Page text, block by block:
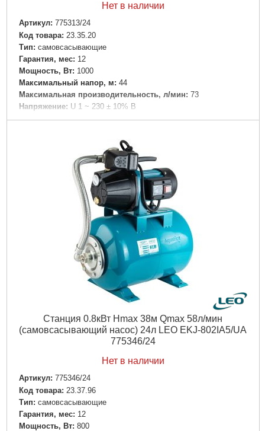
Нет в наличии
Артикул: 775313/24
Код товара: 23.35.20
Tип: самовсасывающие
Гарантия, мес: 12
Мощность, Вт: 1000
Максимальный напор, м: 44
Максимальная производительность, л/мин: 73
Напряжение: U 1 ~ 230 ± 10% В
Номинальная сила тока, I(А): ≤ 4.2
Нержавеющая сталь AISI 304
Технополимер
Класс изоляции: F
Класс защиты: IPX4
Длина кабеля, м:
0.7
Перекачиваемая жидкость:
Только для чистой воды без
абразивосодержащих примесей (песка, глины, извести и т.д.)
Диаметр всасывающего патрубка DN1, " (дюйм):
Диаметр напорного патрубка DN2, " (дюйм): 1
Максимальное давление, бар:
7
Объем бака, л: 24
Максимальная температура перекачиваемой жидкости,
Максимальная высота всасывания, м:
Объем единицы, м³: 0.08597
Тип упаковки: Картонная коробка
Подробнее...
Станция 0.8кВт Hmax 38м Qmax 58л/мин
(самовсасывающий насос) 24л LEO EKJ-802IA5/UA
775346/24
Нет в наличии
Артикул: 775346/24
Код товара: 23.37.96
Tип: самовсасывающие
Гарантия, мес: 12
Мощность, Вт: 800